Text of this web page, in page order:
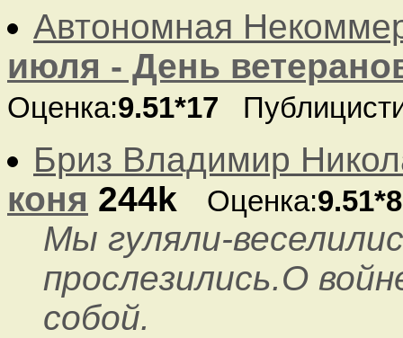
Автономная
июля - День
Оценка:9.51*17
Бриз Владимир
коня 244k Оценка:9.51*8
Мы гуляли-
прослезились.О
собой.